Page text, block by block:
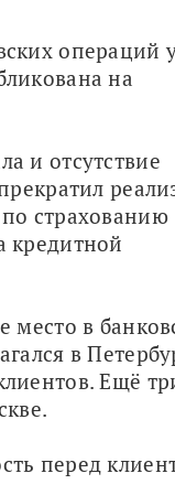
операций
на
и отсутствие
страхованию
кредитной
место в
в
Ещё
перед